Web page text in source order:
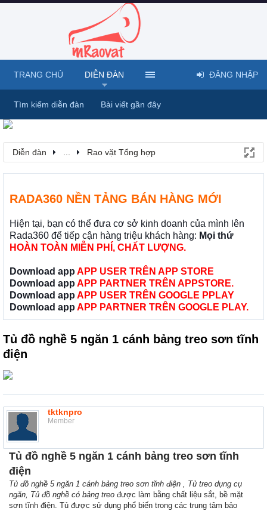
Diễn đàn Rao vặt Tổng hợp
RADA360 NỀN TẢNG BÁN HÀNG MỚI
Hiện tại, bạn có thể đưa cơ sở kinh doanh của mình lên
Rada360 để tiếp cận hàng triệu khách hàng: Mọi thứ
HOÀN TOÀN MIỄN PHÍ, CHẤT LƯỢNG.
Download app APP USER TRÊN APP STORE
Download app APP PARTNER TRÊN APPSTORE.
Download app APP USER TRÊN GOOGLE PPLAY
Download app APP PARTNER TRÊN GOOGLE PLAY.
Tủ đồ nghề 5 ngăn 1 cánh bảng treo sơn tĩnh
điện
tktknpro
Member
Tủ đồ nghề 5 ngăn 1 cánh bảng treo sơn tĩnh
điện
Tủ đồ nghề 5 ngăn 1 cánh bảng treo sơn tĩnh điện , Tủ treo dụng cụ
ngăn, Tủ đồ nghề có bảng treo được làm bằng chất liệu sắt, bề mặt
sơn tĩnh điện. Tủ được sử dụng phổ biến trong các trung tâm bảo
TRANG CHỦ DIỄN ĐÀN
Tìm kiếm diễn đàn Bài viết gần đây
ĐĂNG NHẬP